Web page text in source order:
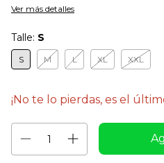
Ver más detalles
Talle: S
S M L XL XXL
¡No te lo pierdas, es el